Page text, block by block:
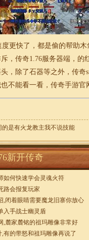
更快了，都是偷的帮助木
，传奇1.76服务器端，
，除了石器等之外，传
不能看一看，传奇手游
的是有火龙教主我不说技能
新开传奇
如何快速学会灵魂火符
路会报复玩家
,闭着眼睛需要魔龙旧寨你放心
入手战士幽灵盾
,麓家麓铭的祖玛雕像非常好
,有的带怒和祖玛雕像再说了